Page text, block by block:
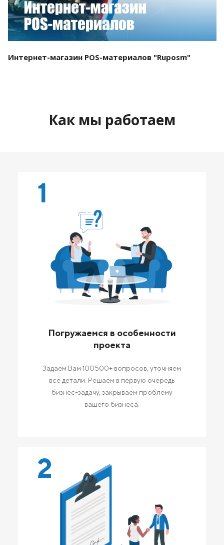
Интернет-магазин POS-материалов "Ruposm"
Как мы работаем
1
Погружаемся в особенности
проекта
Задаем Вам 100500+ вопросов, уточняем
все детали. Решаем в первую очередь
бизнес-задачу, закрываем проблему
вашего бизнеса.
2